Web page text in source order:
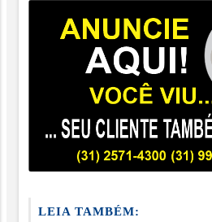
LEIA TAMBÉM: